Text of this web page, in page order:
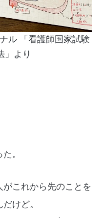
ル 「看護師国家試験
」より
。
これから先のことを
けど。